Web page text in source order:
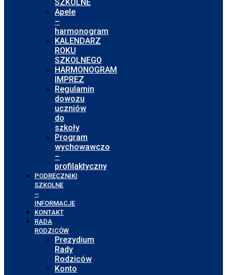
SZKOLNE
Apele
–
harmonogram
KALENDARZ
ROKU
SZKOLNEGO
HARMONOGRAM
IMPREZ
Regulamin
dowozu
uczniów
do
szkoły
Program
wychowawczo
–
profilaktyczny
PODRĘCZNIKI
SZKOLNE
–
INFORMACJE
KONTAKT
RADA
RODZICÓW
Prezydium
Rady
Rodziców
Konto